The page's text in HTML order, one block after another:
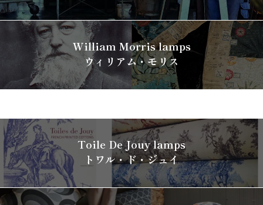
William Morris lamps
ウィリアム・モリス
Toile De Jouy lamps
トワル・ド・ジュイ